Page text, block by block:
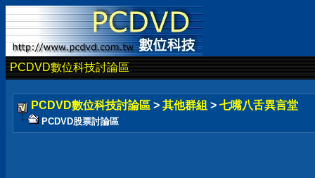
PCDVD數位科技討論區
PCDVD數位科技討論區 > 其他群組 > 七嘴八舌異言堂
PCDVD股票討論區